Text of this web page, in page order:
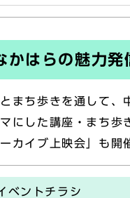
かはらの魅力
まち歩きを通して、
にした講座・まち歩
カイブ上映会」も開
ベントチラシ